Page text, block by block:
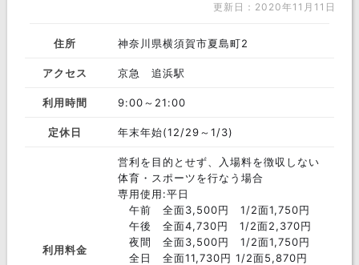
更新日：2020年11月11日
住所 神奈川県横須賀市夏島町2
アクセス 京急 追浜駅
利用時間 9:00～21:00
定休日 年末年始(12/29～1/3)
利用料金
営利を目的とせず、入場料を徴収しない
体育・スポーツを行なう場合
専用使用:平日
午前 全面3,500円 1/2面1,750円
午後 全面4,730円 1/2面2,370円
夜間 全面3,500円 1/2面1,750円
全日 全面11,730円 1/2面5,870円